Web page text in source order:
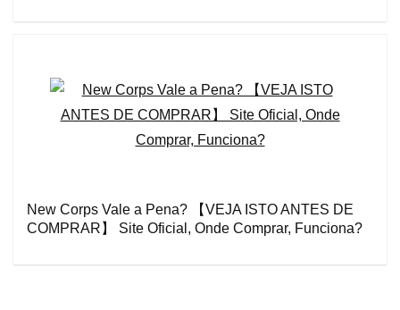
New Corps Vale a Pena? 【VEJA ISTO ANTES DE
COMPRAR】 Site Oficial, Onde Comprar, Funciona?